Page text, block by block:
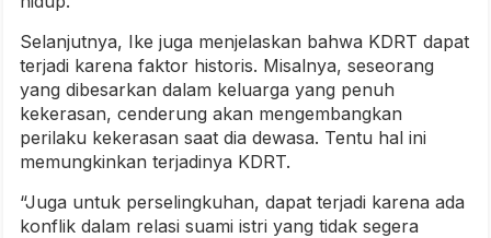
Selanjutnya, Ike juga menjelaskan bahwa KDRT dapat
terjadi karena faktor historis. Misalnya, seseorang
yang dibesarkan dalam keluarga yang penuh
kekerasan, cenderung akan mengembangkan
perilaku kekerasan saat dia dewasa. Tentu hal ini
memungkinkan terjadinya KDRT.
“Juga untuk perselingkuhan, dapat terjadi karena ada
konflik dalam relasi suami istri yang tidak segera